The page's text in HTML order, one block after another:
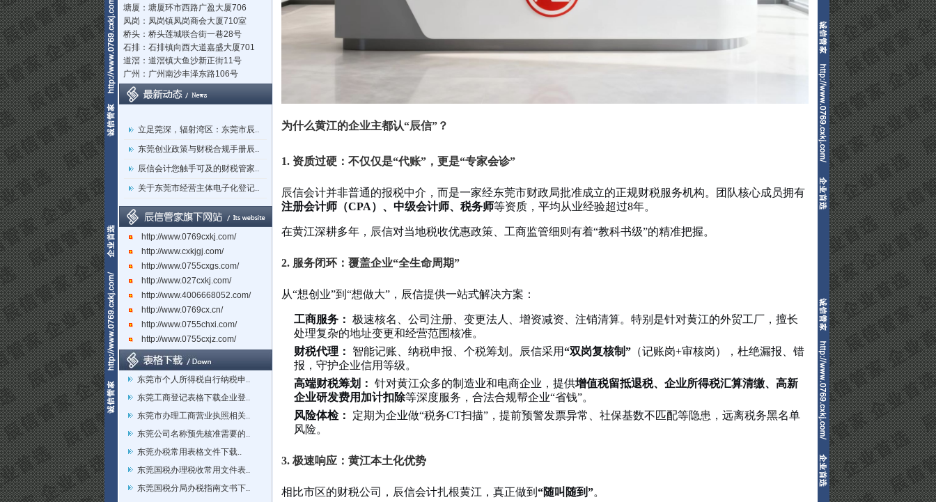
塘厦：塘厦环市西路广盈大厦706
凤岗：凤岗镇凤岗商会大厦710室
桥头：桥头莲城联合街一巷28号
石排：石排镇向西大道嘉盛大厦701
道滘：道滘镇大鱼沙新正街11号
广州：广州南沙丰泽东路106号
东莞市长安镇长盛社区长中路1..
http://www.0769cxkj.com/
http://www.cxkjgj.com/
http://www.0755cxgs.com/
http://www.027cxkj.com/
http://www.4006668052.com/
http://www.0769cx.cn/
http://www.0755chxi.com/
http://www.0755cxjz.com/
东莞市个人所得税自行纳税申..
东莞工商登记表格下载企业登..
东莞市办理工商营业执照相关..
东莞公司名称预先核准需要的..
东莞办税常用表格文件下载..
东莞国税办理税收常用文件表..
东莞国税分局办税指南文书下..
为什么黄江的企业主都认“辰信”？
1. 资质过硬：不仅仅是“代账”，更是“专家会诊”
辰信会计并非普通的报税中介，而是一家经东莞市财政局批准成立的正规财税服务机构。团队核心成员拥有
注册会计师（CPA）、中级会计师、税务师等资质，平均从业经验超过8年。
在黄江深耕多年，辰信对当地税收优惠政策、工商监管细则有着“教科书级”的精准把握。
2. 服务闭环：覆盖企业“全生命周期”
从“想创业”到“想做大”，辰信提供一站式解决方案：
工商服务： 极速核名、公司注册、变更法人、增资减资、注销清算。特别是针对黄江的外贸工厂，擅长
处理复杂的地址变更和经营范围核准。
财税代理：
智能记账、纳税申报、个税筹划。辰信采用“双岗复核制” （记账岗+审核岗），杜绝漏报、错
报，守护企业信用等级。
高端财税筹划： 针对黄江众多的制造业和电商企业，提供增值税留抵退税、企业所得税汇算清缴、高新
企业研发费用加计扣除等深度服务，合法合规帮企业“省钱”。
风险体检：
定期为企业做“税务CT扫描”，提前预警发票异常、社保基数不匹配等隐患，远离税务黑名单
风险。
3. 极速响应：黄江本土化优势
相比市区的财税公司，辰信会计扎根黄江，真正做到 “随叫随到”。